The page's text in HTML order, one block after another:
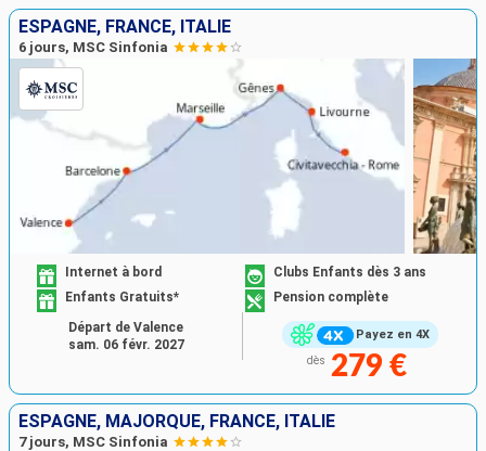
ESPAGNE, FRANCE, ITALIE
6 jours, MSC Sinfonia
Payez en 4X
Internet à bord
Clubs Enfants dès 3 ans
Enfants Gratuits*
Pension complète
dès 279 €
Départ de Valence
sam. 06 févr. 2027
ESPAGNE, MAJORQUE, FRANCE, ITALIE
7 jours, MSC Sinfonia